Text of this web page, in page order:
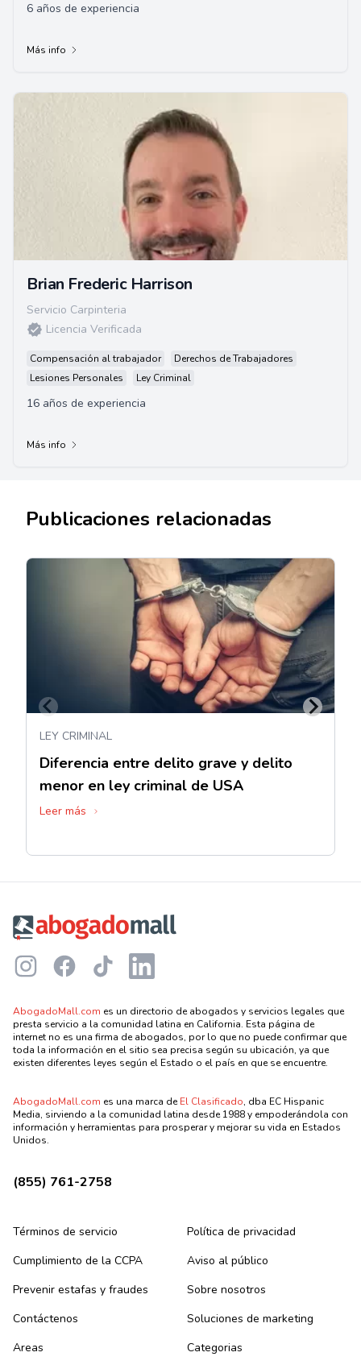
6 años de experiencia
Más info
Brian Frederic Harrison
Servicio Carpinteria
Licencia Verificada
Compensación al trabajador
Derechos de Trabajadores
Lesiones Personales
Ley Criminal
16 años de experiencia
Más info
Publicaciones relacionadas
LEY CRIMINAL
Diferencia entre delito grave y delito
menor en ley criminal de USA
Leer más
InstagramFacebookTikTok LinkedIn
AbogadoMall.com es un directorio de abogados y servicios legales que
presta servicio a la comunidad latina en California. Esta página de
internet no es una firma de abogados, por lo que no puede confirmar que
toda la información en el sitio sea precisa según su ubicación, ya que
existen diferentes leyes según el Estado o el país en que se encuentre.
AbogadoMall.com es una marca deEl Clasificado, dba EC Hispanic
Media, sirviendo a la comunidad latina desde 1988 y empoderándola con
información y herramientas para prosperar y mejorar su vida en Estados
Unidos.
(855) 761-2758
Términos de servicio
Política de privacidad
Cumplimiento de la CCPA
Aviso al público
Prevenir estafas y fraudes
Sobre nosotros
Contáctenos
Soluciones de marketing
Areas
Categorias